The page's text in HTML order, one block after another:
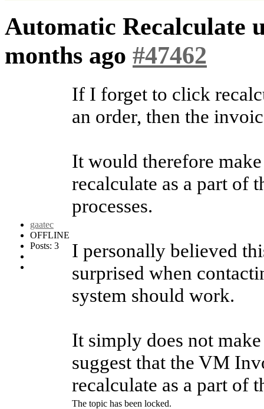
Automatic Recalculate
months ago #47462
gaatec
OFFLINE
Posts: 3
If I forget to click
an order, then the
It would therefore
recalculate as a part of
processes.
I personally believed
surprised when
system should work.
It simply does not
suggest that the VM
recalculate as a part of
The topic has been locked.